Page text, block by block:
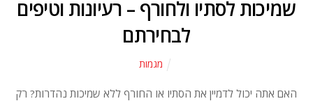
שמיכות לסתיו ולחורף – רעיונות וטיפים
לבחירתם
מגמות
האם אתה יכול לדמיין את הסתיו או החורף ללא שמיכות נהדרות? רק